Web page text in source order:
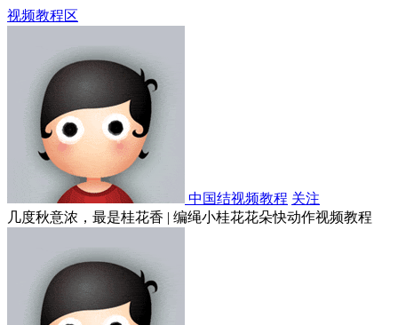
视频教程区
中国结视频教程 关注
几度秋意浓，最是桂花香 | 编绳小桂花花朵快动作视频教程